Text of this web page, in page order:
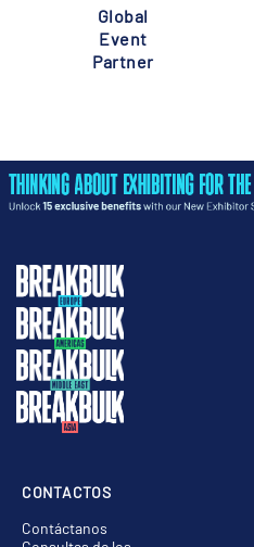
Global
Event
Partner
CONTACTOS
Contáctanos